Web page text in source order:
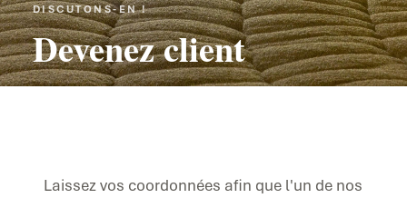
DISCUTONS-EN !
Devenez client
Laissez vos coordonnées afin que l'un de nos